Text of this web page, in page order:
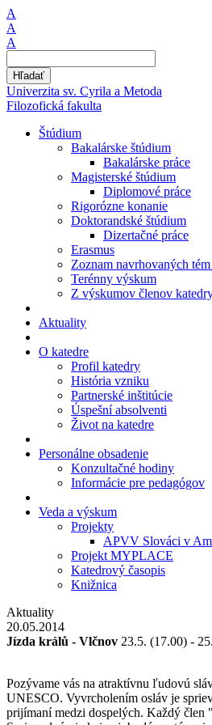
A
A
A
Hľadať
Univerzita sv. Cyrila a Metoda
Filozofická fakulta
Štúdium
Bakalárske štúdium
Bakalárske práce
Magisterské štúdium
Diplomové práce
Rigorózne konanie
Doktorandské štúdium
Dizertačné práce
Erasmus
Zoznam navrhovaných
Terénny výskum
Z výskumov členov
Aktuality
O katedre
Profil katedry
História vzniku
Partnerské inštitúcie
Úspešní absolventi
Život na katedre
Personálne obsadenie
Konzultačné hodiny
Informácie pre pedagógov
Veda a výskum
Projekty
APVV Slováci v
Projekt MYPLACE
Katedrový časopis
Knižnica
Aktuality
20.05.2014
Jízda králů - Vlčnov 23.5. (17.00) -
Pozývame vás na atraktívnu ľudovú
UNESCO. Vyvrcholením osláv je
prijímaní medzi dospelých. Každý člen